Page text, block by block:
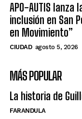
APO-AUTIS
inclusión en San
en Movimiento”
CIUDAD agosto 5, 2026
MÁS POPULAR
La historia de
FARANDULA